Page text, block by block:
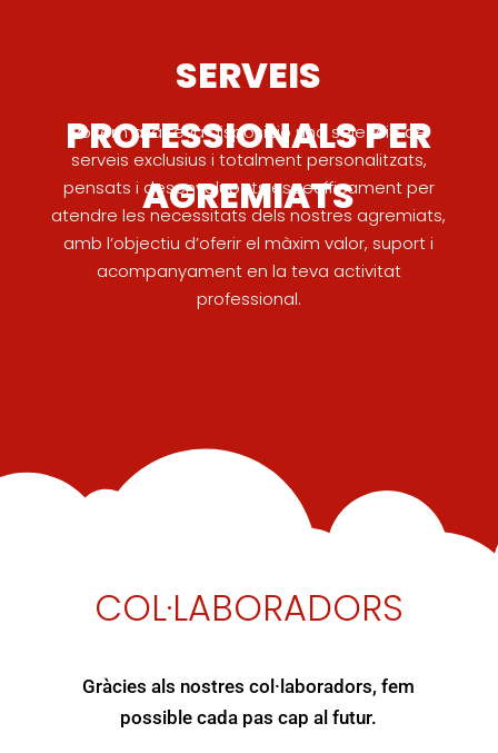
SERVEIS
PROFESSIONALS PER
AGREMIATS
Posem a la teva disposició una selecció de
serveis exclusius i totalment personalitzats,
pensats i desenvolupats específicament per
atendre les necessitats dels nostres agremiats,
amb l’objectiu d’oferir el màxim valor, suport i
acompanyament en la teva activitat
professional.
COL·LABORADORS
Gràcies als nostres col·laboradors, fem
possible cada pas cap al futur.